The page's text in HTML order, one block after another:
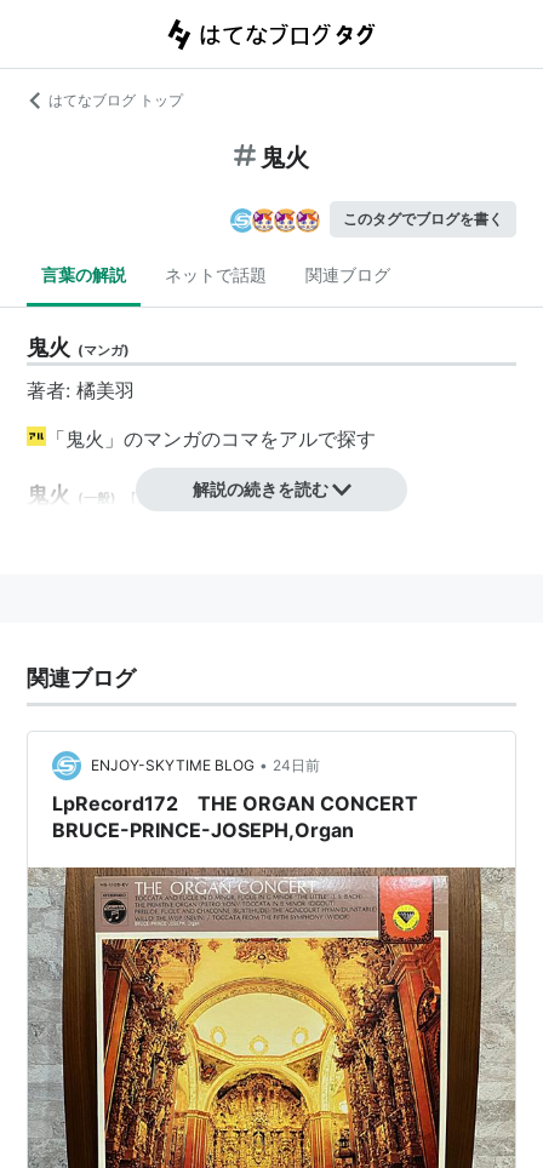
はてなブログ トップ
鬼火
このタグでブログを書く
言葉の解説 ネットで話題 関連ブログ
鬼火 (マンガ)
著者: 橘美羽
「鬼火」のマンガのコマをアルで探す
鬼火 (一般) 【おにび 解説の続きを読む
関連ブログ
ENJOY-SKYTIME BLOG • 24日前
LpRecord172 THE ORGAN CONCERT
BRUCE-PRINCE-JOSEPH,Organ